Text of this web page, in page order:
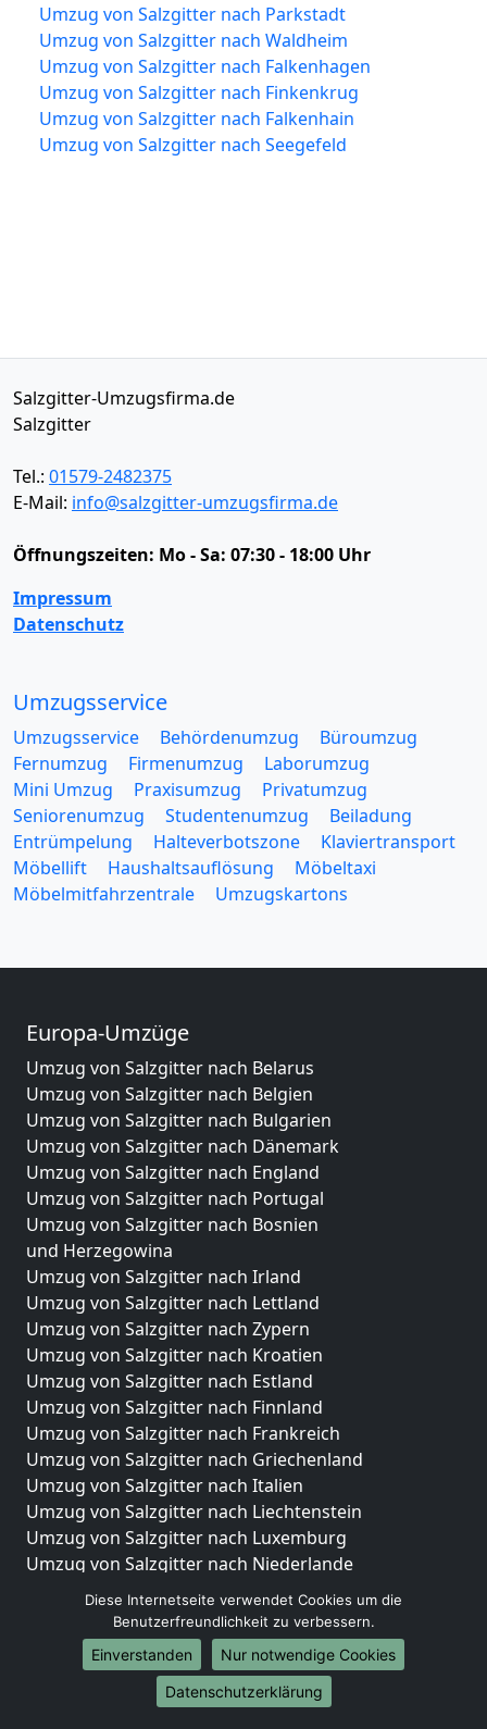
Umzug von Salzgitter nach Parkstadt
Umzug von Salzgitter nach Waldheim
Umzug von Salzgitter nach Falkenhagen
Umzug von Salzgitter nach Finkenkrug
Umzug von Salzgitter nach Falkenhain
Umzug von Salzgitter nach Seegefeld
Salzgitter-Umzugsfirma.de
Salzgitter
Tel.: 01579-2482375
E-Mail: info@salzgitter-umzugsfirma.de
Öffnungszeiten: Mo - Sa: 07:30 - 18:00 Uhr
Impressum
Datenschutz
Umzugsservice
Umzugsservice Behördenumzug
Büroumzug
Fernumzug
Firmenumzug
Laborumzug
Mini Umzug
Praxisumzug
Privatumzug
Seniorenumzug
Studentenumzug
Beiladung
Entrümpelung
Halteverbotszone
Klaviertransport
Möbellift
Haushaltsauflösung
Möbeltaxi
Möbelmitfahrzentrale
Umzugskartons
Europa-Umzüge
Umzug von Salzgitter nach Belarus
Umzug von Salzgitter nach Belgien
Umzug von Salzgitter nach Bulgarien
Umzug von Salzgitter nach Dänemark
Umzug von Salzgitter nach England
Umzug von Salzgitter nach Portugal
Umzug von Salzgitter nach Bosnien
und Herzegowina
Umzug von Salzgitter nach Irland
Umzug von Salzgitter nach Lettland
Umzug von Salzgitter nach Zypern
Umzug von Salzgitter nach Kroatien
Umzug von Salzgitter nach Estland
Umzug von Salzgitter nach Finnland
Umzug von Salzgitter nach Frankreich
Umzug von Salzgitter nach Griechenland
Umzug von Salzgitter nach Italien
Umzug von Salzgitter nach Liechtenstein
Umzug von Salzgitter nach Luxemburg
Umzug von Salzgitter nach Niederlande
Umzug von Salzgitter nach Norwegen
Umzüge-Deutschlandweit
Umzug von Salzgitter nach Berlin
Umzug von Salzgitter nach Hamburg
Diese Internetseite verwendet Cookies um die
Benutzerfreundlichkeit zu verbessern.
Einverstanden
Nur notwendige Cookies
Datenschutzerklärung